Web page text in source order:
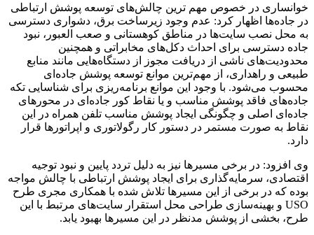
خوانساری در خصوص مهم ‌ترین چالش‌های توسعه پوشش ارتباطی
در جاده‌ها اظهار کرد: عدم وجود زیرساخت برق، دشواری دسترسی
به محل نصب سایت‌ها در مناطق کوهستانی و صعب‌ العبور، نبود
جاده دسترسی برای احداث دکل‌های مخابراتی و همچنین
محدودیت‌های ناشی از دریافت مجوز از دستگاه‌هایی مانند منابع
طبیعی و راهداری، از مهم‌ترین موانع توسعه پوشش جاده‌ای
محسوب می‌شود. با وجود این موانع برنامه‌ریزی برای شناسایی تکه
جاده‌های فاقد پوشش مناسب و یا نقاط کور جاده‌ای در محورهای
جاده‌ای اصلی و چگونگی ایجاد پوشش مناسب تلفن همراه در این
نقاط به ‌صورت مستمر در دستور کار رگولاتوری و اپراتورها قرار
دارد.
وی افزود: در برخی مسیرها نیز به دلیل تردد پایین و نبود توجیه
اقتصادی، سرمایه‌گذاری برای ایجاد پوشش ارتباطی با چالش مواجه
بوده که در برخی از این مسیرها تلاش شده با همکاری مجری طرح
USO و بهینه‌سازی طراحی محل استقرار سایت‌های مرتبط با این
طرح، بخشی از پوشش مدنظر در این مسیرها بهبود یابد.